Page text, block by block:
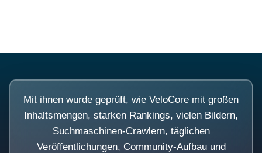
Mit ihnen wurde geprüft, wie VeloCore mit großen
Inhaltsmengen, starken Rankings, vielen Bildern,
Suchmaschinen-Crawlern, täglichen
Veröffentlichungen, Community-Aufbau und